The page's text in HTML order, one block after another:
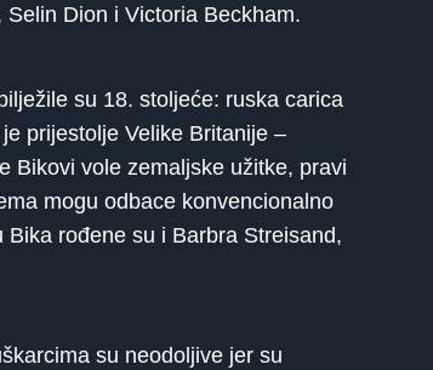
Dion i Victoria Beckham.
su 18. stoljeće: ruska carica
prijestolje Velike Britanije –
Bikovi vole zemaljske užitke, pravi
mogu odbace konvencionalno
rođene su i Barbra Streisand,
su neodoljive jer su